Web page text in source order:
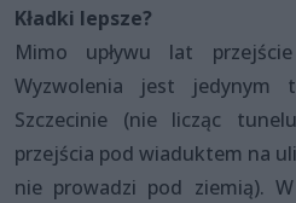
Kładki lepsze?
Mimo upływu lat
Wyzwolenia jest jedynym
Szczecinie (nie licząc
przejścia pod wiaduktem na
nie prowadzi pod ziemią).